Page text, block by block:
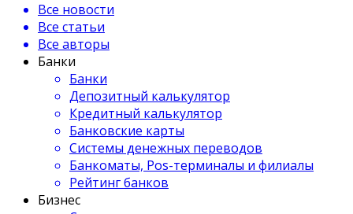
Все новости
Все статьи
Все авторы
Банки
Банки
Депозитный калькулятор
Кредитный калькулятор
Банковские карты
Системы денежных переводов
Банкоматы, Pos-терминалы и филиалы
Рейтинг банков
Бизнес